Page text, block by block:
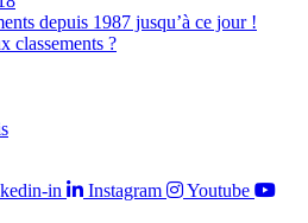
depuis 1987 jusqu’à ce jour !
classements ?
in Instagram
Youtube